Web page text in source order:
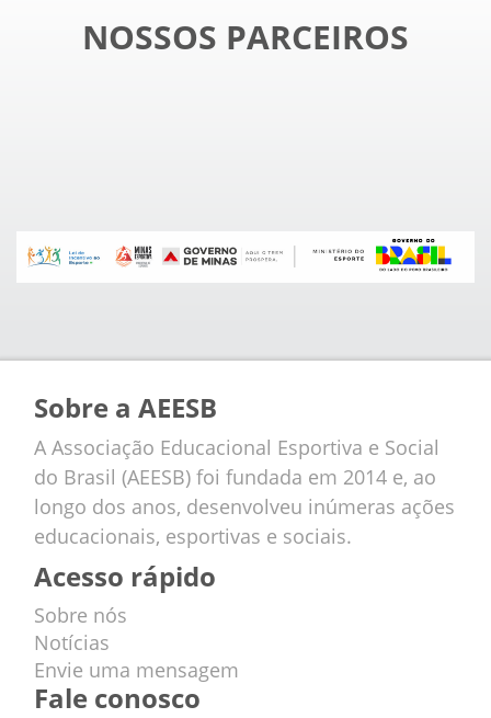
NOSSOS PARCEIROS
Sobre a AEESB
A Associação Educacional Esportiva e Social
do Brasil (AEESB) foi fundada em 2014 e, ao
longo dos anos, desenvolveu inúmeras ações
educacionais, esportivas e sociais.
Acesso rápido
Sobre nós
Notícias
Envie uma mensagem
Fale conosco